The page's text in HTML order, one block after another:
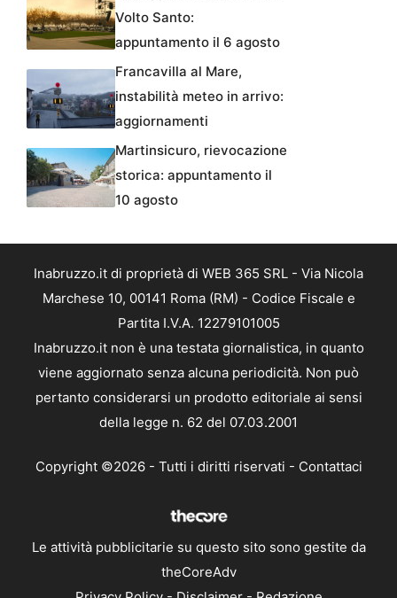
Volto Santo:
appuntamento il 6 agosto
Francavilla al Mare,
instabilità meteo in arrivo:
aggiornamenti
Martinsicuro, rievocazione
storica: appuntamento il
10 agosto
Inabruzzo.it di proprietà di WEB 365 SRL - Via Nicola
Marchese 10, 00141 Roma (RM) - Codice Fiscale e
Partita I.V.A. 12279101005
Inabruzzo.it non è una testata giornalistica, in quanto
viene aggiornato senza alcuna periodicità. Non può
pertanto considerarsi un prodotto editoriale ai sensi
della legge n. 62 del 07.03.2001
Copyright ©2026 - Tutti i diritti riservati - Contattaci
Le attività pubblicitarie su questo sito sono gestite da
theCoreAdv